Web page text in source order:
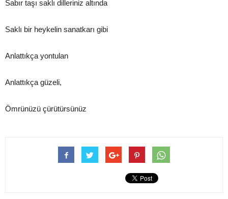
Sabır taşı saklı dilleriniz altında
Saklı bir heykelin sanatkarı gibi
Anlattıkça yontulan
Anlattıkça güzeli,
Ömrünüzü çürütürsünüz